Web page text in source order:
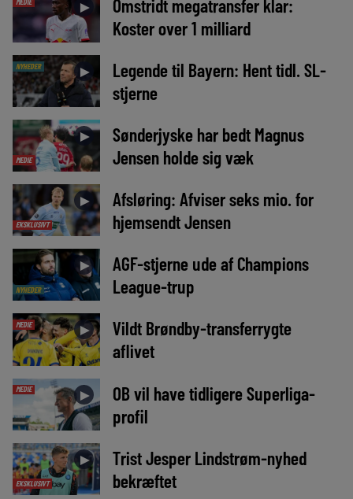
►
Omstridt megatransfer klar:
Koster over 1 milliard
NYHEDER ►
Legende til Bayern: Hent tidl. SL-
stjerne
MEDIE
►
Sønderjyske har bedt Magnus
Jensen holde sig væk
EKSKLUSIVT
►
Afsløring: Afviser seks mio. for
hjemsendt Jensen
NYHEDER
►
AGF-stjerne ude af Champions
League-trup
MEDIE ►
Vildt Brøndby-transferrygte
aflivet
MEDIE ►
OB vil have tidligere Superliga-
profil
EKSKLUSIVT
►
Trist Jesper Lindstrøm-nyhed
bekræftet